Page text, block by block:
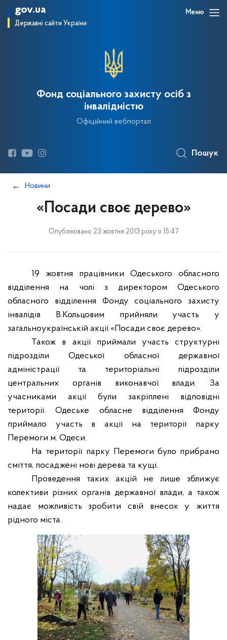
gov.ua
Державні сайти України
Меню
Фонд соціального захисту осіб з
інвалідністю
Офіційний вебпортал
Пошук
Новини
«Посади своє дерево»
Опубліковано 23 жовтня 2013 року о 15:47
19 жовтня працівники Одеського обласного
відділення на чолі з директором Одеського
обласного відділення Фонду соціального захисту
інвалідів В.Кольцовим прийняли участь у
загальноукраїнській акції «Посади своє дерево».
Також в акції приймали участь структурні
підрозділи Одеської обласної державної
адміністрації та територіальні підрозділи
центральних органів виконавчої влади. За
учасниками акції були закріплені відповідні
території. Одеське обласне відділення Фонду
приймало участь в акції на території парку
Перемоги м. Одеси.
На території парку Перемоги було прибрано
сміття, посаджені нові дерева та кущі.
Проведення таких акцій не лише зближує
колективи різних органів державної влади, а також
надає можливість зробити свій внесок у життя
рідного міста.